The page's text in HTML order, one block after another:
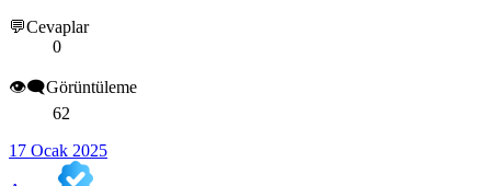
💬Cevaplar
0
👁️‍🗨️Görüntüleme
62
17 Ocak 2025